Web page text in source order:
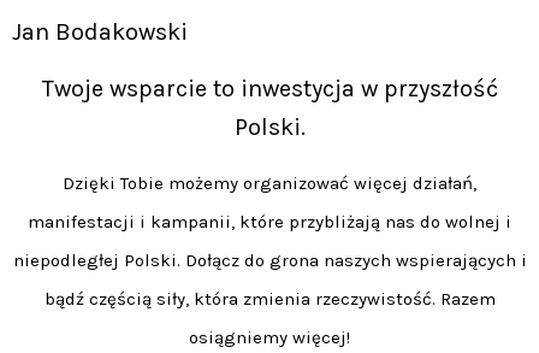
Jan Bodakowski
Twoje wsparcie to inwestycja w przyszłość
Polski.
Dzięki Tobie możemy organizować więcej działań,
manifestacji i kampanii, które przybliżają nas do wolnej i
niepodległej Polski. Dołącz do grona naszych wspierających i
bądź częścią siły, która zmienia rzeczywistość. Razem
osiągniemy więcej!